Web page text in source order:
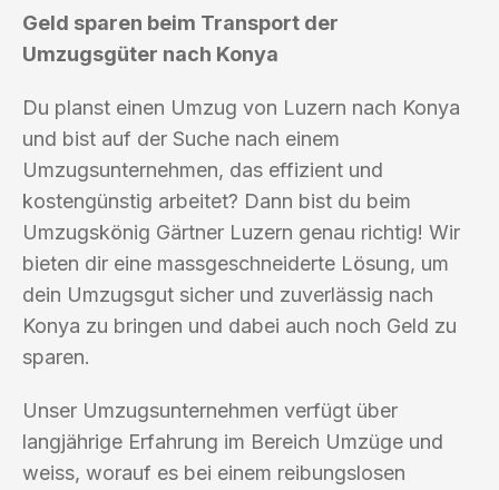
Geld sparen beim Transport der
Umzugsgüter nach Konya
Du planst einen Umzug von Luzern nach Konya
und bist auf der Suche nach einem
Umzugsunternehmen, das effizient und
kostengünstig arbeitet? Dann bist du beim
Umzugskönig Gärtner Luzern genau richtig! Wir
bieten dir eine massgeschneiderte Lösung, um
dein Umzugsgut sicher und zuverlässig nach
Konya zu bringen und dabei auch noch Geld zu
sparen.
Unser Umzugsunternehmen verfügt über
langjährige Erfahrung im Bereich Umzüge und
weiss, worauf es bei einem reibungslosen